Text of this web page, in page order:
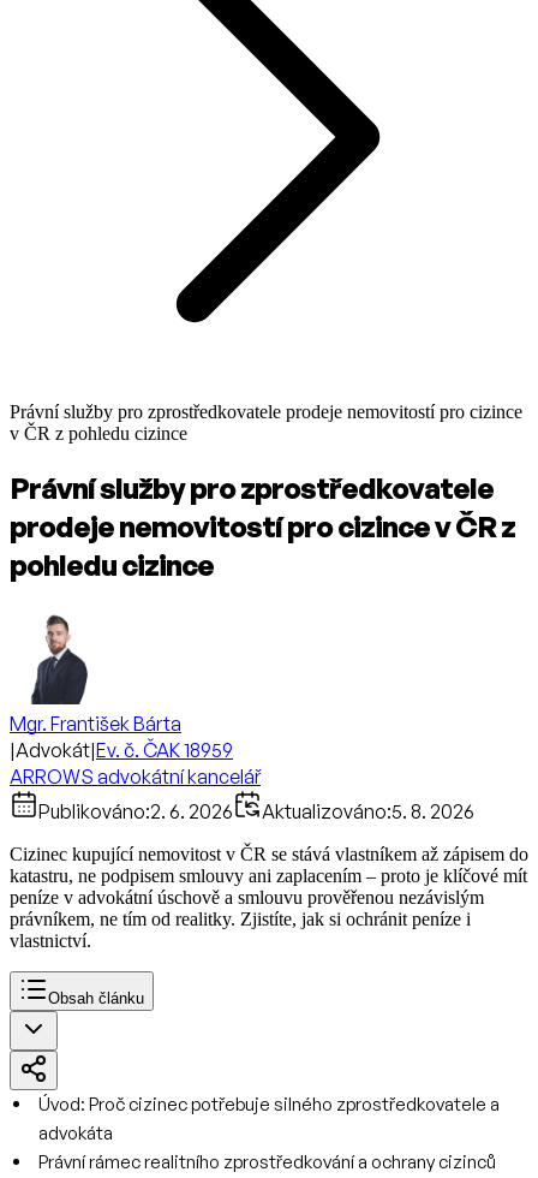
Právní služby pro zprostředkovatele prodeje nemovitostí pro cizince
v ČR z pohledu cizince
Právní služby pro zprostředkovatele
prodeje nemovitostí pro cizince v ČR z
pohledu cizince
Mgr. František Bárta
|Advokát|Ev. č. ČAK 18959
ARROWS advokátní kancelář
Publikováno:2. 6. 2026 Aktualizováno:5. 8. 2026
Cizinec kupující nemovitost v ČR se stává vlastníkem až zápisem do
katastru, ne podpisem smlouvy ani zaplacením – proto je klíčové mít
peníze v advokátní úschově a smlouvu prověřenou nezávislým
právníkem, ne tím od realitky. Zjistíte, jak si ochránit peníze i
vlastnictví.
Obsah článku
Úvod: Proč cizinec potřebuje silného zprostředkovatele a
advokáta
Právní rámec realitního zprostředkování a ochrany cizinců